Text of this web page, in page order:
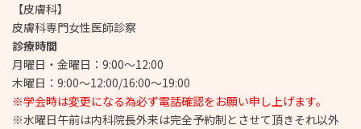
【皮膚科】
皮膚科専門女性医師診察
診療時間
月曜日・金曜日：9:00～12:00
木曜日：9:00～12:00/16:00～19:00
※学会時は変更になる為必ず電話確認をお願い申し上げます。
※水曜日午前は内科院長外来は完全予約制とさせて頂きそれ以外